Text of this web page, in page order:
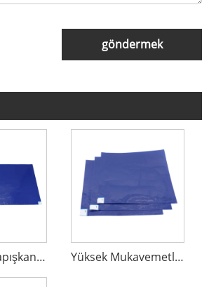
göndermek
Anti-Statik Yapışkan Mat Yüksek Mukavemetli Yapışkan Mat